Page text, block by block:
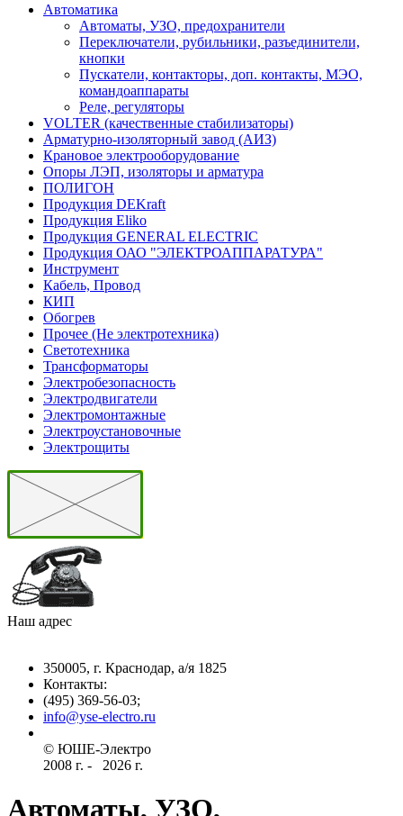
Автоматика
Автоматы, УЗО, предохранители
Переключатели, рубильники, разъединители,
кнопки
Пускатели, контакторы, доп. контакты, МЭО,
командоаппараты
Реле, регуляторы
VOLTER (качественные стабилизаторы)
Арматурно-изоляторный завод (АИЗ)
Крановое электрооборудование
Опоры ЛЭП, изоляторы и арматура
ПОЛИГОН
Продукция DEKraft
Продукция Eliko
Продукция GENERAL ELECTRIC
Продукция ОАО "ЭЛЕКТРОАППАРАТУРА"
Инструмент
Кабель, Провод
КИП
Обогрев
Прочее (Не электротехника)
Светотехника
Трансформаторы
Электробезопасность
Электродвигатели
Электромонтажные
Электроустановочные
Электрощиты
Наш адрес
350005, г. Краснодар, а/я 1825
Контакты: ­
(495) 369-56-03;
info@yse-electro.ru­
© ЮШЕ-Эл­ектро ­
2008 г­. - ­ ­­­­­
2026 г.
Автоматы, УЗО,